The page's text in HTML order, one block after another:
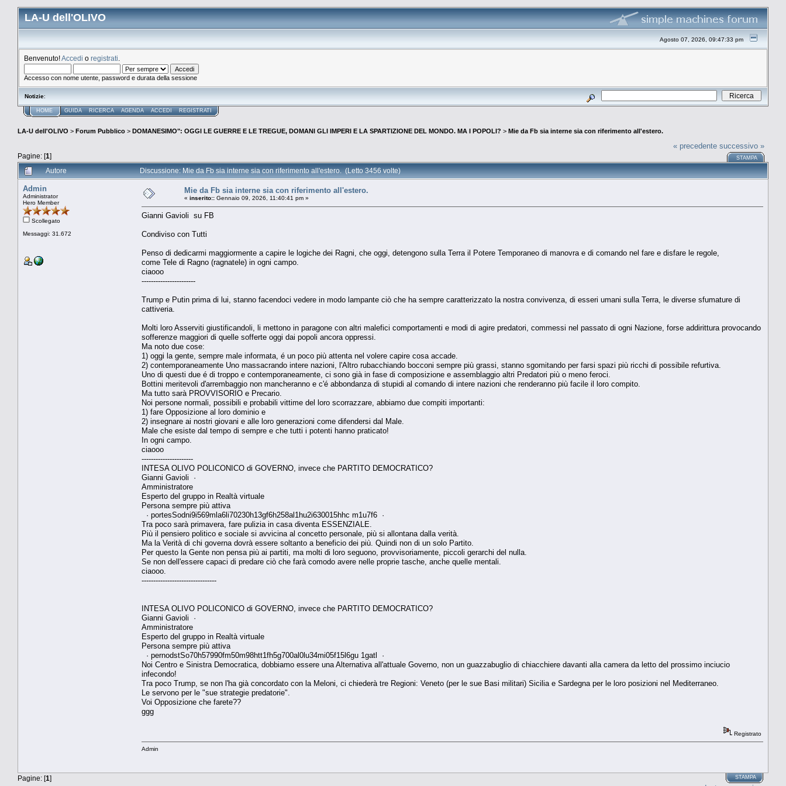
LA-U dell'OLIVO
Agosto 07, 2026, 09:47:33 pm
Benvenuto!Accedi o registrati
Accesso con nome utente, password e durata della sessione
Notizie:
HOME GUIDA RICERCA AGENDA ACCEDI REGISTRATI
LA-U dell'OLIVO > Forum Pubblico > DOMANESIMO": OGGI LE GUERRE E LE TREGUE, DOMANI GLI IMPERI E LA SPARTIZIONE DEL MONDO. MA I POPOLI? > Mie da Fb sia interne sia con riferimento all'estero.
Pagine: [1]
« precedente successivo »
STAMPA
Autore Discussione: Mie da Fb sia interne sia con riferimento all'estero. (Letto 3456 volte)
Admin
Administrator
Hero Member
Scollegato
Messaggi: 31.672
Mie da Fb sia interne sia con riferimento all'estero.
« inserito:: Gennaio 09, 2026, 11:40:41 pm »
Gianni Gavioli su FB
Condiviso con Tutti
Penso di dedicarmi maggiormente a capire le logiche dei Ragni, che oggi, detengono sulla Terra il Potere Temporaneo di manovra e di comando nel fare e disfare le regole,
come Tele di Ragno (ragnatele) in ogni campo.
ciaooo
-----------------------
Trump e Putin prima di lui, stanno facendoci vedere in modo lampante ciò che ha sempre caratterizzato la nostra convivenza, di esseri umani sulla Terra, le diverse sfumature di
cattiveria.
Molti loro Asserviti giustificandoli, li mettono in paragone con altri malefici comportamenti e modi di agire predatori, commessi nel passato di ogni Nazione, forse addirittura provocando
sofferenze maggiori di quelle sofferte oggi dai popoli ancora oppressi.
Ma noto due cose:
1) oggi la gente, sempre male informata, é un poco più attenta nel volere capire cosa accade.
2) contemporaneamente Uno massacrando intere nazioni, l'Altro rubacchiando bocconi sempre più grassi, stanno sgomitando per farsi spazi più ricchi di possibile refurtiva.
Uno di questi due é di troppo e contemporaneamente, ci sono già in fase di composizione e assemblaggio altri Predatori più o meno feroci.
Bottini meritevoli d'arrembaggio non mancheranno e c'é abbondanza di stupidi al comando di intere nazioni che renderanno più facile il loro compito.
Ma tutto sarà PROVVISORIO e Precario.
Noi persone normali, possibili e probabili vittime del loro scorrazzare, abbiamo due compiti importanti:
1) fare Opposizione al loro dominio e
2) insegnare ai nostri giovani e alle loro generazioni come difendersi dal Male.
Male che esiste dal tempo di sempre e che tutti i potenti hanno praticato!
In ogni campo.
ciaooo
----------------------
INTESA OLIVO POLICONICO di GOVERNO, invece che PARTITO DEMOCRATICO?
Gianni Gavioli ·
Amministratore
Esperto del gruppo in Realtà virtuale
Persona sempre più attiva
· portesSodni9i569mla6li70230h13gf6h258al1hu2i630015hhc m1u7f6 ·
Tra poco sarà primavera, fare pulizia in casa diventa ESSENZIALE.
Più il pensiero politico e sociale si avvicina al concetto personale, più si allontana dalla verità.
Ma la Verità di chi governa dovrà essere soltanto a beneficio dei più. Quindi non di un solo Partito.
Per questo la Gente non pensa più ai partiti, ma molti di loro seguono, provvisoriamente, piccoli gerarchi del nulla.
Se non dell'essere capaci di predare ciò che farà comodo avere nelle proprie tasche, anche quelle mentali.
ciaooo.
--------------------------------
INTESA OLIVO POLICONICO di GOVERNO, invece che PARTITO DEMOCRATICO?
Gianni Gavioli ·
Amministratore
Esperto del gruppo in Realtà virtuale
Persona sempre più attiva
· pernodstSo70h57990fm50m98htt1fh5g700al0lu34mi05f15l6gu 1gatl ·
Noi Centro e Sinistra Democratica, dobbiamo essere una Alternativa all'attuale Governo, non un guazzabuglio di chiacchiere davanti alla camera da letto del prossimo inciucio
infecondo!
Tra poco Trump, se non l'ha già concordato con la Meloni, ci chiederà tre Regioni: Veneto (per le sue Basi militari) Sicilia e Sardegna per le loro posizioni nel Mediterraneo.
Le servono per le "sue strategie predatorie".
Voi Opposizione che farete??
ggg
Registrato
Admin
Pagine: [1] STAMPA